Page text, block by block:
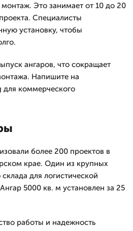
Это занимает от 10 до 20
Специалисты
установку, чтобы
ангаров, что сокращает
Напишите на
коммерческого
более 200 проектов в
крае. Один из крупных
для логистической
5000 кв. м установлен за 25
работы и надежность